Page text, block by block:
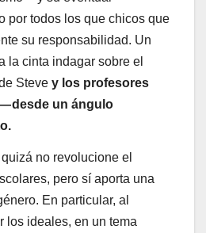
por todos los que chicos que
su responsabilidad. Un
la cinta indagar sobre el
Steve y los profesores
desde un ángulo
quizá no revolucione el
pero sí aporta una
En particular, al
los ideales, en un tema